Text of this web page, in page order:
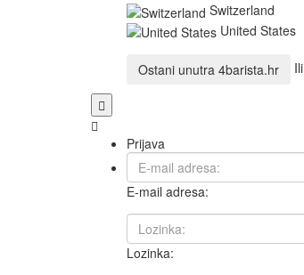
Switzerland
United States
Ostani unutra 4barista.hr Ili
Prijava
E-mail adresa:
Lozinka: